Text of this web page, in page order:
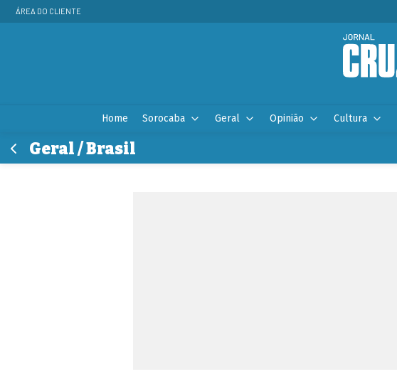
ÁREA DO CLIENTE
Home Sorocaba Geral Opinião Cultura
Geral / Brasil